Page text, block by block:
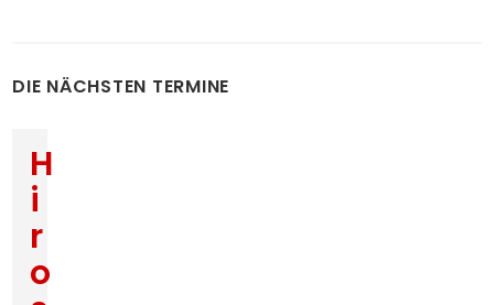
DIE NÄCHSTEN TERMINE
H
i
r
o